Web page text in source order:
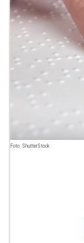
Foto: ShutterStock